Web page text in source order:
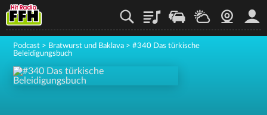
PlaylistStaupilotWetterWebcam
Podcast > Bratwurst und Baklava > #340 Das türkische
Beleidigungsbuch